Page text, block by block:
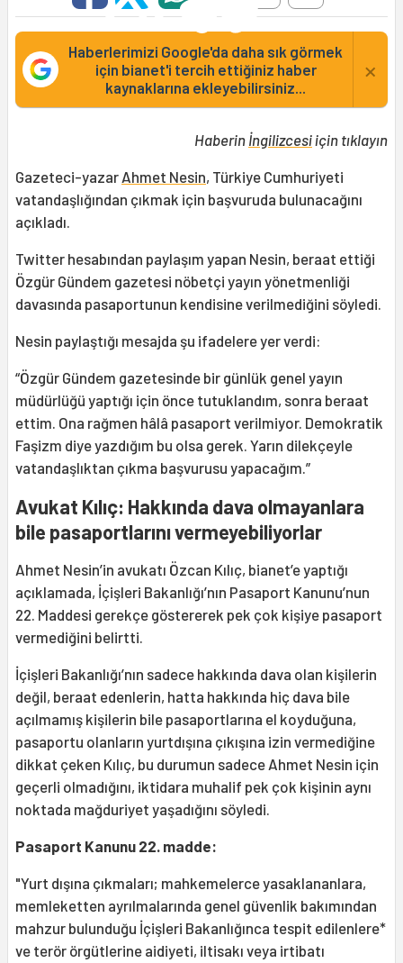
Haberlerimizi Google'da daha sık görmek
için bianet'i tercih ettiğiniz haber
kaynaklarına ekleyebilirsiniz...
×
Haberin İngilizcesiiçin tıklayın
Gazeteci-yazar Ahmet Nesin, Türkiye Cumhuriyeti
vatandaşlığından çıkmak için başvuruda bulunacağını
açıkladı.
Twitter hesabından paylaşım yapan Nesin, beraat ettiği
Özgür Gündem gazetesi nöbetçi yayın yönetmenliği
davasında pasaportunun kendisine verilmediğini söyledi.
Nesin paylaştığı mesajda şu ifadelere yer verdi:
“Özgür Gündem gazetesinde bir günlük genel yayın
müdürlüğü yaptığı için önce tutuklandım, sonra beraat
ettim. Ona rağmen hâlâ pasaport verilmiyor. Demokratik
Faşizm diye yazdığım bu olsa gerek. Yarın dilekçeyle
vatandaşlıktan çıkma başvurusu yapacağım.”
Avukat Kılıç: Hakkında dava olmayanlara
bile pasaportlarını vermeyebiliyorlar
Ahmet Nesin’in avukatı Özcan Kılıç, bianet’e yaptığı
açıklamada, İçişleri Bakanlığı’nın Pasaport Kanunu’nun
22. Maddesi gerekçe göstererek pek çok kişiye pasaport
vermediğini belirtti.
İçişleri Bakanlığı’nın sadece hakkında dava olan kişilerin
değil, beraat edenlerin, hatta hakkında hiç dava bile
açılmamış kişilerin bile pasaportlarına el koyduğuna,
pasaportu olanların yurtdışına çıkışına izin vermediğine
dikkat çeken Kılıç, bu durumun sadece Ahmet Nesin için
geçerli olmadığını, iktidara muhalif pek çok kişinin aynı
noktada mağduriyet yaşadığını söyledi.
Pasaport Kanunu 22. madde:
"Yurt dışına çıkmaları; mahkemelerce yasaklananlara,
memleketten ayrılmalarında genel güvenlik bakımından
mahzur bulunduğu İçişleri Bakanlığınca tespit edilenlere*
ve terör örgütlerine aidiyeti, iltisakı veya irtibatı